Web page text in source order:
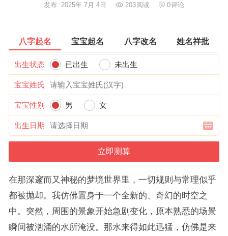
发布: 2025年 7月 4日 203阅读 0评论
八字起名 宝宝起名 八字改名 姓名祥批
出生状态 已出生 未出生
宝宝姓氏
宝宝性别 男 女
出生日期
在那深邃而又神秘的梦境世界里，一切规则与常理似乎
都被抛却。我仿佛置身于一个全新的、奇幻的时空之
中。突然，周围的景象开始急剧变化，原本熟悉的场景
瞬间被汹涌的水所淹没。那水来得如此迅猛，仿佛是来